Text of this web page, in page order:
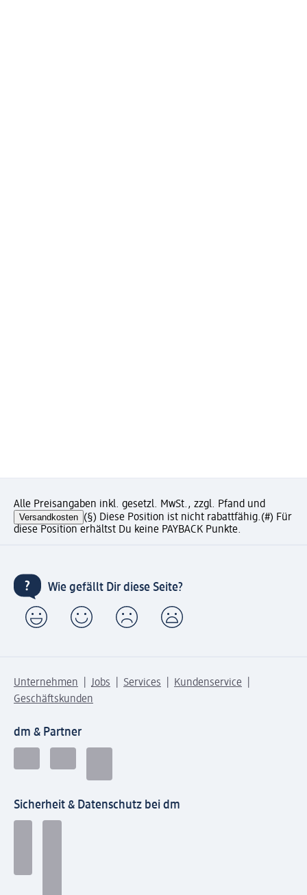
Alle Preisangaben inkl. gesetzl. MwSt., zzgl. Pfand und
Versandkosten (§) Diese Position ist nicht rabattfähig.(#) Für
diese Position erhältst Du keine PAYBACK Punkte.
Wie gefällt Dir diese Seite?
Unternehmen Jobs Services
Kundenservice
Geschäftskunden
dm & Partner
Sicherheit & Datenschutz bei dm